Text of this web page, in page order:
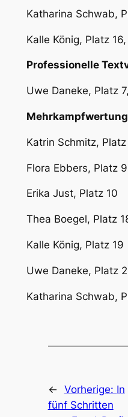
Katharina Schwab,
Kalle König, Platz
Professionelle
Uwe Daneke, Platz
Katrin Schmitz,
Flora Ebbers, Platz 9
Erika Just, Platz 10
Thea Boegel, Platz
Kalle König, Platz 19
Uwe Daneke, Platz
Katharina Schwab,
← Vorherige: In
fünf Schritten